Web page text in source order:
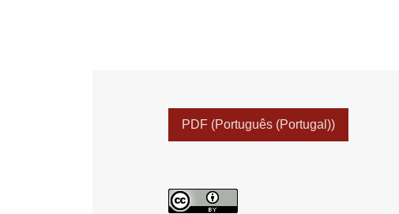
PDF (Português (Portugal))